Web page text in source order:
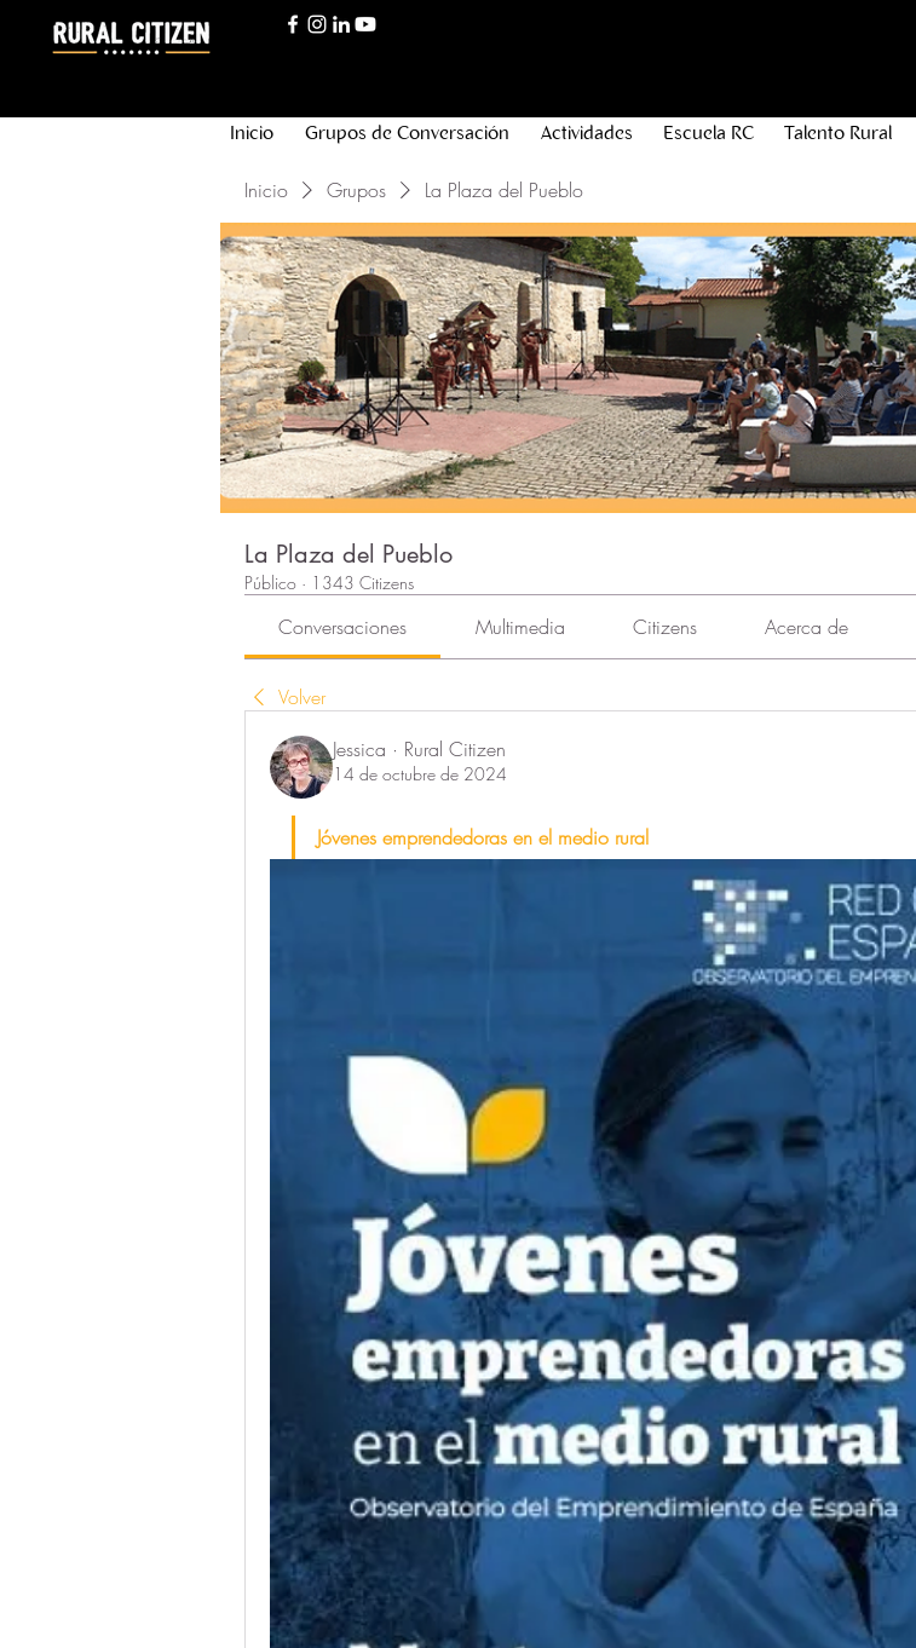
Inicio Grupos de Conversación Actividades Escuela RC Talento Rural
Inicio Grupos La Plaza del Pueblo
La Plaza del Pueblo
Público · 1343 Citizens
Conversaciones Multimedia Citizens Acerca de
Volver
Jessica · Rural Citizen
14 de octubre de 2024
Jóvenes emprendedoras en el medio rural